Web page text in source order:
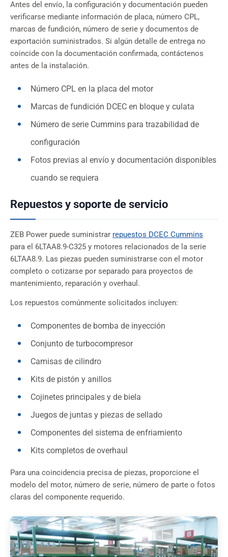
Antes del envío, la configuración y documentación pueden
verificarse mediante información de placa, número CPL,
marcas de fundición, número de serie y documentos de
exportación suministrados. Si algún detalle de entrega no
coincide con la documentación confirmada, contáctenos
antes de la instalación.
Número CPL en la placa del motor
Marcas de fundición DCEC en bloque y culata
Número de serie Cummins para trazabilidad de
configuración
Fotos previas al envío y documentación disponibles
cuando se requiera
Repuestos y soporte de servicio
ZEB Power puede suministrar repuestos DCEC Cummins
para el 6LTAA8.9-C325 y motores relacionados de la serie
6LTAA8.9. Las piezas pueden suministrarse con el motor
completo o cotizarse por separado para proyectos de
mantenimiento, reparación y overhaul.
Los repuestos comúnmente solicitados incluyen:
Componentes de bomba de inyección
Conjunto de turbocompresor
Camisas de cilindro
Kits de pistón y anillos
Cojinetes principales y de biela
Juegos de juntas y piezas de sellado
Componentes del sistema de enfriamiento
Kits completos de overhaul
Para una coincidencia precisa de piezas, proporcione el
modelo del motor, número de serie, número de parte o fotos
claras del componente requerido.